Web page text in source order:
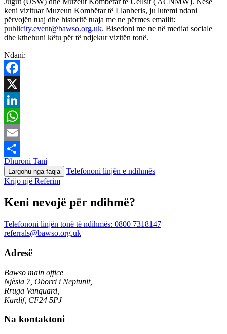
keni vizituar Muzeun Kombëtar të Llanberis, ju lutemi ndani
përvojën tuaj dhe historitë tuaja me ne përmes emailit:
publicity.event@bawso.org.uk. Bisedoni me ne në mediat sociale
dhe kthehuni këtu për të ndjekur vizitën tonë.
Ndani:
Facebook
X
LinkedIn
WhatsApp
Email
Ndajeni
me
të
Dhuroni Tani
Largohu nga faqja
Telefononi linjën e ndihmës
Krijo një Referim
Keni nevojë për ndihmë?
Telefononi linjën tonë të ndihmës: 0800 7318147
referrals@bawso.org.uk
Adresë
Bawso main office
Njësia 7, Oborri i Neptunit,
Rruga Vanguard,
Kardif, CF24 5PJ
Na kontaktoni